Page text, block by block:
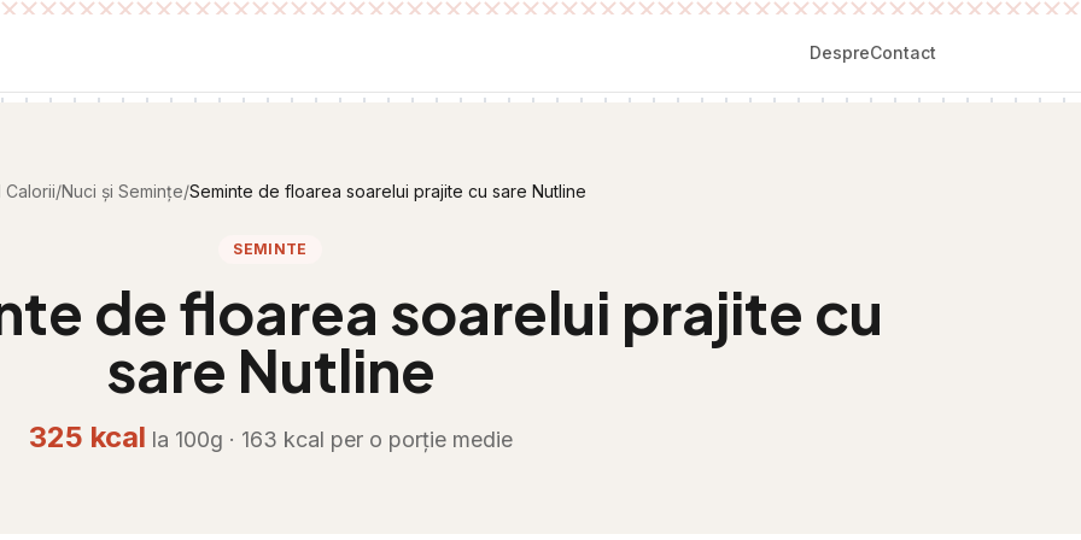
DespreContact
Calorii/Nuci și Semințe/Seminte de floarea soarelui prajite cu sare Nutline
SEMINTE
de floarea soarelui prajite cu
sare Nutline
325 kcal la 100g · 163 kcal per o porție medie